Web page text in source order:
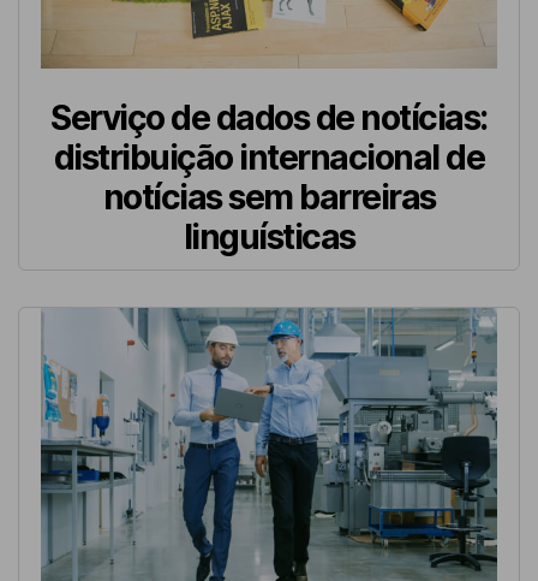
Serviço de dados de notícias:
distribuição internacional de
notícias sem barreiras
linguísticas